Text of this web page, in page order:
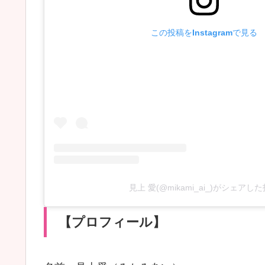
この投稿をInstagramで見る
見上 愛(@mikami_ai_)がシェアした
【プロフィール】